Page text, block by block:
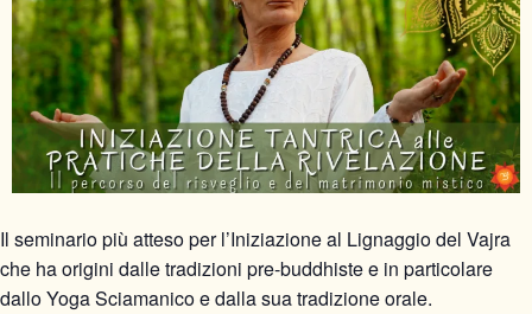
Il seminario più atteso per l’Iniziazione al Lignaggio del Vajra
che ha origini dalle tradizioni pre-buddhiste e in particolare
dallo Yoga Sciamanico e dalla sua tradizione orale.